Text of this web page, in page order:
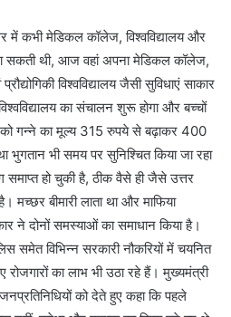
में कभी मेडिकल कॉलेज, विश्वविद्यालय और
सकती थी, आज वहां अपना मेडिकल कॉलेज,
विश्वविद्यालय जैसी सुविधाएं साकार
का संचालन शुरू होगा और बच्चों
को गन्ने का मूल्य 315 रुपये से बढ़ाकर 400
भुगतान भी समय पर सुनिश्चित किया जा रहा
हो चुकी है, ठीक वैसे ही जैसे उत्तर
मच्छर बीमारी लाता था और माफिया
ने दोनों समस्याओं का समाधान किया है।
समेत विभिन्न सरकारी नौकरियों में चयनित
रोजगारों का लाभ भी उठा रहे हैं। मुख्यमंत्री
को देते हुए कहा कि पहले